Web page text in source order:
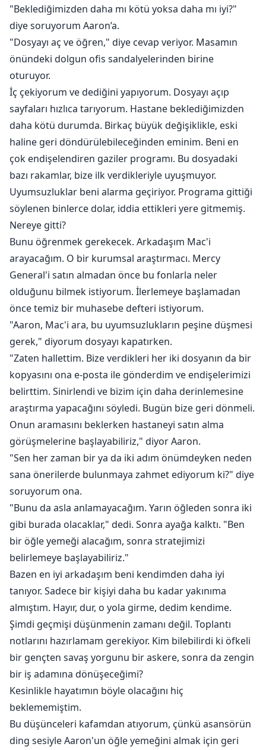
"Beklediğimizden daha mı kötü yoksa daha mı iyi?"
diye soruyorum Aaron’a.
"Dosyayı aç ve öğren," diye cevap veriyor. Masamın
önündeki dolgun ofis sandalyelerinden birine
oturuyor.
İç çekiyorum ve dediğini yapıyorum. Dosyayı açıp
sayfaları hızlıca tarıyorum. Hastane beklediğimizden
daha kötü durumda. Birkaç büyük değişiklikle, eski
haline geri döndürülebileceğinden eminim. Beni en
çok endişelendiren gaziler programı. Bu dosyadaki
bazı rakamlar, bize ilk verdikleriyle uyuşmuyor.
Uyumsuzluklar beni alarma geçiriyor. Programa gittiği
söylenen binlerce dolar, iddia ettikleri yere gitmemiş.
Nereye gitti?
Bunu öğrenmek gerekecek. Arkadaşım Mac'i
arayacağım. O bir kurumsal araştırmacı. Mercy
General'i satın almadan önce bu fonlarla neler
olduğunu bilmek istiyorum. İlerlemeye başlamadan
önce temiz bir muhasebe defteri istiyorum.
"Aaron, Mac'i ara, bu uyumsuzlukların peşine düşmesi
gerek," diyorum dosyayı kapatırken.
"Zaten hallettim. Bize verdikleri her iki dosyanın da bir
kopyasını ona e-posta ile gönderdim ve endişelerimizi
belirttim. Sinirlendi ve bizim için daha derinlemesine
araştırma yapacağını söyledi. Bugün bize geri dönmeli.
Onun aramasını beklerken hastaneyi satın alma
görüşmelerine başlayabiliriz," diyor Aaron.
"Sen her zaman bir ya da iki adım önümdeyken neden
sana önerilerde bulunmaya zahmet ediyorum ki?" diye
soruyorum ona.
"Bunu da asla anlamayacağım. Yarın öğleden sonra iki
gibi burada olacaklar," dedi. Sonra ayağa kalktı. "Ben
bir öğle yemeği alacağım, sonra stratejimizi
belirlemeye başlayabiliriz."
Bazen en iyi arkadaşım beni kendimden daha iyi
tanıyor. Sadece bir kişiyi daha bu kadar yakınıma
almıştım. Hayır, dur, o yola girme, dedim kendime.
Şimdi geçmişi düşünmenin zamanı değil. Toplantı
notlarını hazırlamam gerekiyor. Kim bilebilirdi ki öfkeli
bir gençten savaş yorgunu bir askere, sonra da zengin
bir iş adamına dönüşeceğimi?
Kesinlikle hayatımın böyle olacağını hiç
beklememiştim.
Bu düşünceleri kafamdan atıyorum, çünkü asansörün
ding sesiyle Aaron'un öğle yemeğini almak için geri